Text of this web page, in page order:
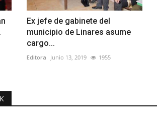
Ex jefe de gabinete del
municipio de Linares asume
cargo...
Editora Junio 13, 2019 1955